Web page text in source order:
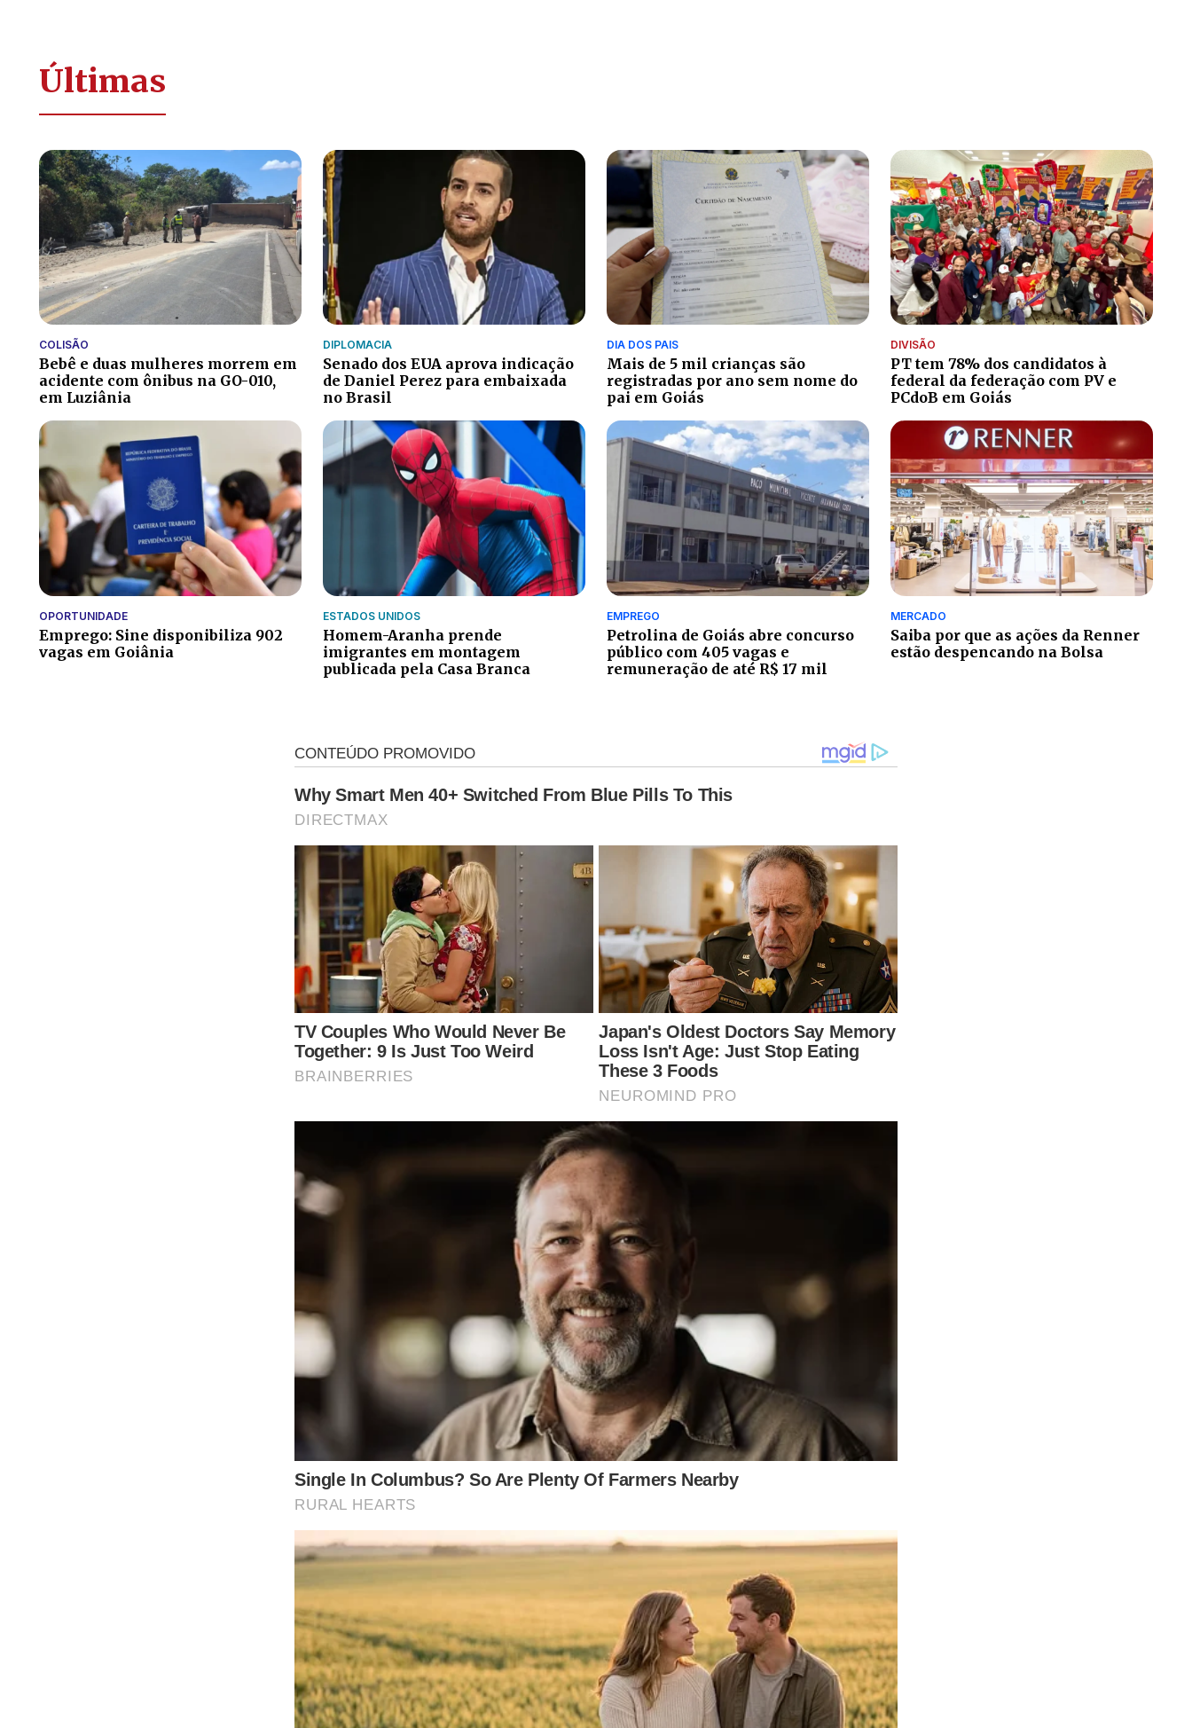
Últimas
COLISÃO
Bebê e duas mulheres morrem em
acidente com ônibus na GO-010,
em Luziânia
DIPLOMACIA
Senado dos EUA aprova indicação
de Daniel Perez para embaixada
no Brasil
DIA DOS PAIS
Mais de 5 mil crianças são
registradas por ano sem nome do
pai em Goiás
DIVISÃO
PT tem 78% dos candidatos à
federal da federação com PV e
PCdoB em Goiás
OPORTUNIDADE
Emprego: Sine disponibiliza 902
vagas em Goiânia
ESTADOS UNIDOS
Homem-Aranha prende
imigrantes em montagem
publicada pela Casa Branca
EMPREGO
Petrolina de Goiás abre concurso
público com 405 vagas e
remuneração de até R$ 17 mil
MERCADO
Saiba por que as ações da Renner
estão despencando na Bolsa